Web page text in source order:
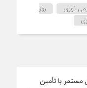
نوری
روز
مستمر با تأمین